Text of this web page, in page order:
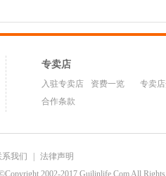
专卖店
入驻专卖店 资费一览
专卖
合作条款
系我们
法律声明
2002-2017 Guilinlife.Com All Rights